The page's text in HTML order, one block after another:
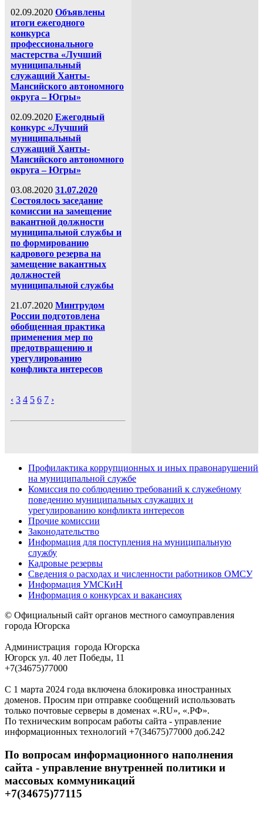
02.09.2020 Объявлены
итоги ежегодного
конкурса
профессионального
мастерства «Лучший
муниципальный
служащий Ханты-
Мансийского автономного
округа – Югры»
02.09.2020 Ежегодный
конкурс «Лучший
муниципальный
служащий Ханты-
Мансийского автономного
округа – Югры»
03.08.2020 31.07.2020
Состоялось заседание
комиссии на замещение
вакантной должности
муниципальной службы и
по формированию
кадрового резерва на
замещение вакантных
должностей
муниципальной службы
21.07.2020 Минтрудом
России подготовлена
обобщенная практика
применения мер по
предотвращению и
урегулированию
конфликта интересов
‹ 3 4 5 6 7 ›
Профилактика коррупционных и иных правонарушений
на муниципальной службе
Комиссия по соблюдению требований к служебному
поведению муниципальных служащих и
урегулированию конфликта интересов
Прочие комиссии
Законодательство
Информация для поступления на муниципальную
службу
Кадровые резервы
Сведения о расходах и численности работников ОМСУ
Информация УМСКиН
Информация о конкурсах и вакансиях
© Официальный сайт органов местного самоуправления
города Югорска
Администрация города Югорска
Югорск ул. 40 лет Победы, 11
+7(34675)77000
С 1 марта 2024 года включена блокировка иностранных
доменов. Просим при отправке сообщений использовать
только почтовые серверы в доменах «.RU», «.РФ».
По техническим вопросам работы сайта - управление
информационных технологий +7(34675)77000 доб.242
По вопросам информационного наполнения
сайта - управление внутренней политики и
массовых коммуникаций
+7(34675)77115